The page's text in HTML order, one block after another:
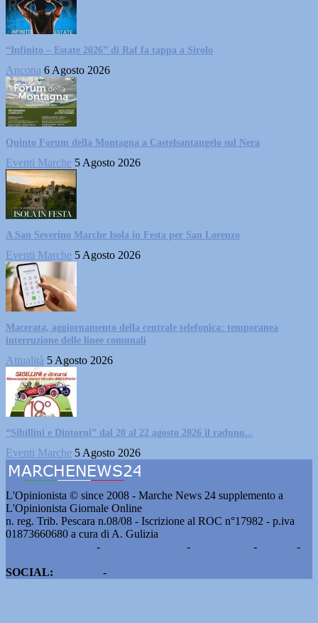
“Infinito – Estate 2026” di Raf fa tappa a Sirolo
Ancona 6 Agosto 2026
Quinto Forum della Montagna a Castelsantangelo sul Nera
Eventi Marche 5 Agosto 2026
A San Severino Marche Isola in Festa per San Lorenzo
Eventi Marche 5 Agosto 2026
Macerata, aggiornamento della centrale telefonica: temporanea
interruzione delle linee comunali
Attualità 5 Agosto 2026
“Sibillini e Dintorni” dal 20 al 22 agosto 2026 il raduno...
Eventi Marche 5 Agosto 2026
L'Opinionista © since 2008 - Marche News 24 supplemento a
L'Opinionista Giornale Online
n. reg. Trib. Pescara n.08/08 - Iscrizione al ROC n°17982 - p.iva
01873660680 a cura di A. Gulizia
- - -
-
SOCIAL:
-